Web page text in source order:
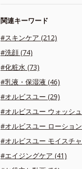
関連キーワード
#スキンケア (212)
#洗顔 (74)
#化粧水 (73)
#乳液・保湿液 (46)
#オルビスユー (29)
#オルビスユー ウォッシ
#オルビスユー ローショ
#オルビスユー モイスチ
#エイジングケア (41)